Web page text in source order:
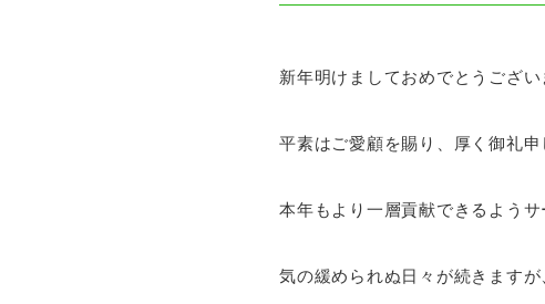
新年明けましておめでとうござい
平素はご愛顧を賜り、厚く御礼申
本年もより一層貢献できるよう
気の緩められぬ日々が続きます